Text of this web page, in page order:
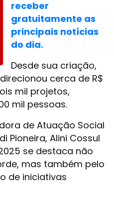
receber
gratuitamente as
principais notícias
do dia.
Desde sua criação,
cerca de R$
mil projetos,
mil pessoas.
de Atuação Social
Pioneira, Alini Cossul
se destaca não
mas também pelo
de iniciativas